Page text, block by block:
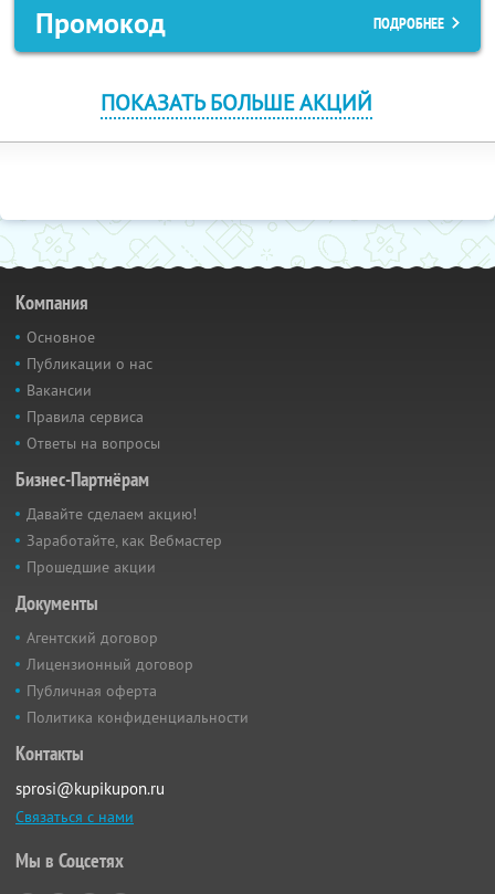
Промокод ПОДРОБНЕЕ
ПОКАЗАТЬ БОЛЬШЕ АКЦИЙ
Компания
Основное
Публикации о нас
Вакансии
Правила сервиса
Ответы на вопросы
Бизнес-Партнёрам
Давайте сделаем акцию!
Заработайте, как Вебмастер
Прошедшие акции
Документы
Агентский договор
Лицензионный договор
Публичная оферта
Политика конфиденциальности
Контакты
sprosi@kupikupon.ru
Связаться с нами
Мы в Соцсетях